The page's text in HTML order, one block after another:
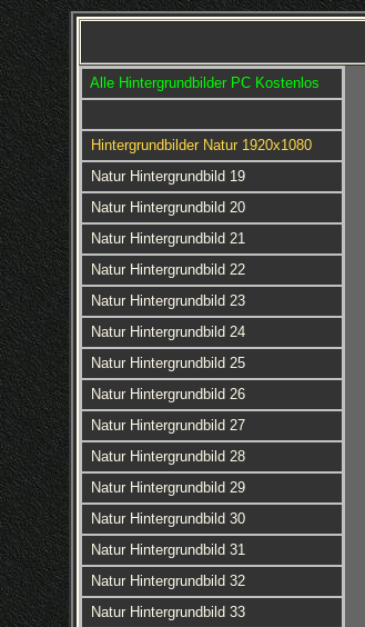
Alle Hintergrundbilder PC Kostenlos
Hintergrundbilder Natur 1920x1080
Natur Hintergrundbild 19
Natur Hintergrundbild 20
Natur Hintergrundbild 21
Natur Hintergrundbild 22
Natur Hintergrundbild 23
Natur Hintergrundbild 24
Natur Hintergrundbild 25
Natur Hintergrundbild 26
Natur Hintergrundbild 27
Natur Hintergrundbild 28
Natur Hintergrundbild 29
Natur Hintergrundbild 30
Natur Hintergrundbild 31
Natur Hintergrundbild 32
Natur Hintergrundbild 33